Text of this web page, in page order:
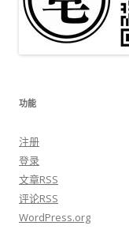
功能
注册
登录
文章RSS
评论RSS
WordPress.org